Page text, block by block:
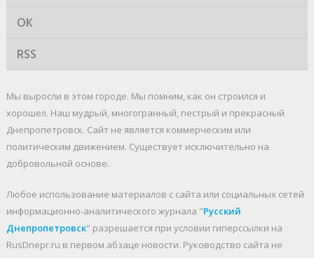
ОК
RSS
Мы выросли в этом городе. Мы помним, как он строился и
хорошел. Наш мудрый, многогранный, пестрый и прекрасный
Днепропетровск. Cайт не является коммерческим или
политическим движением. Существует исключительно на
добровольной основе.
Любое использование материалов c сайта или социальных сетей
информационно-аналитического журнала "Русский
Днепропетровск" разрешается при условии гиперссылки на
RusDnepr.ru в первом абзаце новости. Руководство сайта не